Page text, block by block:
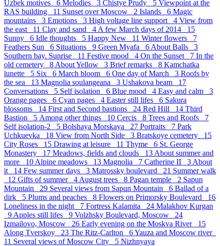
Uzbek motives 6 Melodies 3 Chistye Prudy 5 Viewpoint at the
RAS building 11 Sunset over Moscow 2 Islands 6 Magic
mountains 3 Emotions 3 High voltage line support 4 View from
the east 11 Clay and sand 4 A few March days of 2014 15
Sunny 6 Idle thoughts 5 Happy New 11 Winter flowers 7
Feathers Sun 6 Situations 9 Green Myafa 6 About Balls 3
Southern bay. Sunrise 11 Festive mood 4 On the Sunset 7 In the
old cemetery 8 About Yellow 3 Brief remarks 8 Kamchatka
lunette 5 Six 6 March bloom 6 One day of March 3 Roofs by
the sea 13 Magnolia soulangeana 3 Ushakova beam 17
Conversations 5 Self isolation 6 Blue mood 4 Easy and calm 3
Orange pages 6 Cyan pages 4 Easter still lifes 6 Sakura
blossoms 14 First and Second bastions 24 Red Hill 14 Third
Bastion 5 Аmong other things 10 Cercis 8 Trees and Roofs 7
Self isolation-2 5 Bolshaya Morskaya 27 Portraits 7 Park
Uchkuevka 18 View from North Side 3 Bratskoye cemetery 15
City Roses 15 Drawing at leisure 11 Thyme 6 St. George
Monastery 17 Meadows, fields and clouds 13 About summer and
more 10 Alpine meadows 13 Magnolia 7 Catherine II 3 About
it 14 Few summer days 3 Matrossky boulevard 21 Summer walk
12 Gifts of summer 4 August trees 8 Pagan temple 2 Sapun
Mountain 29 Several views from Sapun Mountain 6 Ballad of a
dirk 5 Plums and peaches 8 Flowers on Primorsky Boulevard 16
Loneliness in the night 7 Fortress Kalamita 24 Malakhov Kurgan
9 Apples still lifes 9 Volzhsky Boulevard, Moscow 24
Izmailovo, Moscow 26 Early evening on the Moskva River 15
Along Tverskoy 23 The Ritz-Carlton 6Yauza and Moscow river
11 Several views of Moscow City 5 Nizhnyaya